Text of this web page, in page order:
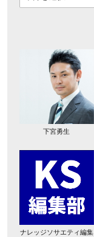
下宮勇生
ナレッジソサエティ編集